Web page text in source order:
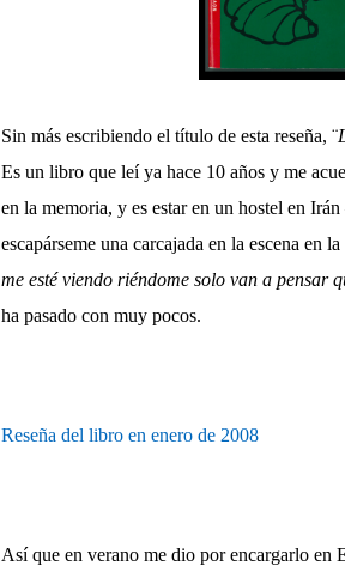
Sin más escribiendo el título de esta reseña, ¨
Es un libro que leí ya hace 10 años y me
en la memoria, y es estar en un hostel en
escapárseme una carcajada en la escena en
me esté viendo riéndome solo van a pensar
ha pasado con muy pocos.
Reseña del libro en enero de 2008
Así que en verano me dio por encargarlo en